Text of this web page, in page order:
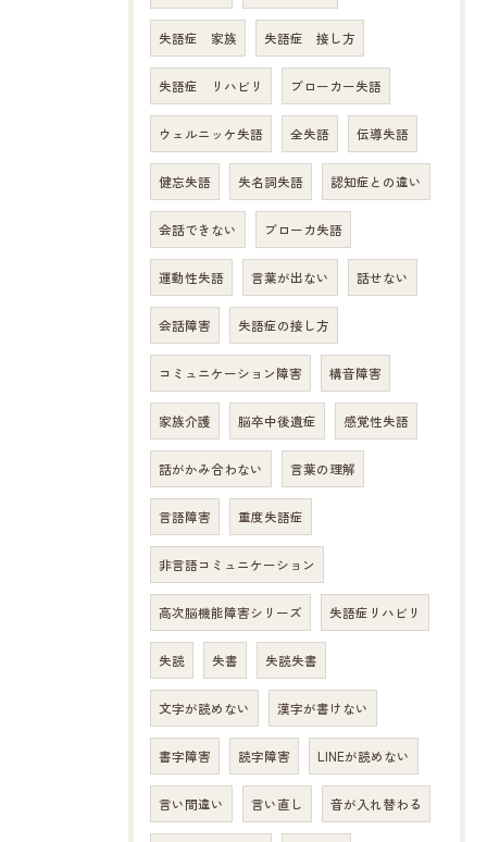
失語症 家族 失語症 接し方
失語症 リハビリ ブローカー失語
ウェルニッケ失語 全失語 伝導失語
健忘失語 失名詞失語 認知症との違い
会話できない ブローカ失語
運動性失語 言葉が出ない 話せない
会話障害 失語症の接し方
コミュニケーション障害 構音障害
家族介護 脳卒中後遺症 感覚性失語
話がかみ合わない 言葉の理解
言語障害 重度失語症
非言語コミュニケーション
高次脳機能障害シリーズ 失語症リハビリ
失読 失書 失読失書
文字が読めない 漢字が書けない
書字障害 読字障害 LINEが読めない
言い間違い 言い直し 音が入れ替わる